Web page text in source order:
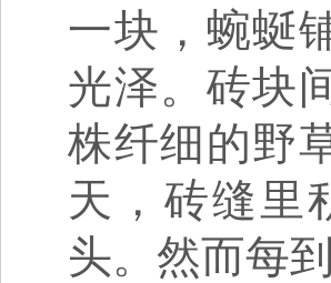
一块，蜿蜒
光泽。砖块
株纤细的野
天，砖缝里
头。然而每